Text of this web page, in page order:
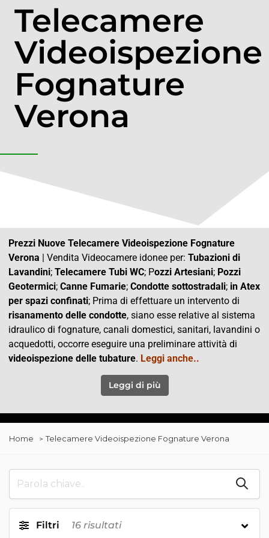
Telecamere
Videoispezione
Fognature
Verona
Prezzi Nuove Telecamere Videoispezione Fognature
Verona | Vendita Videocamere idonee per: Tubazioni di
Lavandini; Telecamere Tubi WC; Pozzi Artesiani; Pozzi
Geotermici; Canne Fumarie; Condotte sottostradali; in Atex
per spazi confinati; Prima di effettuare un intervento di
risanamento delle condotte, siano esse relative al sistema
idraulico di fognature, canali domestici, sanitari, lavandini o
acquedotti, occorre eseguire una preliminare attività di
videoispezione delle tubature. Leggi anche..
Leggi di più
Home Telecamere Videoispezione Fognature Verona
Filtri 16 risultati